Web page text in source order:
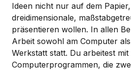
Ideen nicht nur auf dem
dreidimensionale,
präsentieren wollen. In allen
Arbeit sowohl am Computer
Werkstatt statt. Du arbeitest mit
Computerprogrammen, die